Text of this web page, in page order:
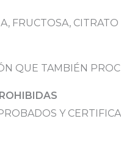
FRUCTOSA,
QUE TAMBIÉN
Y